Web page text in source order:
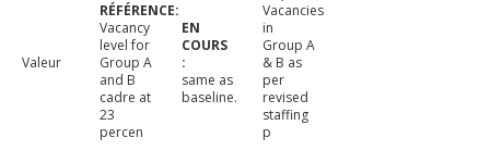
Valeur
Vacancy
level for
Group A
and B
cadre at
23
percen
same as
baseline.
Vacancies
in
Group A
& B as
per
revised
staffing
p